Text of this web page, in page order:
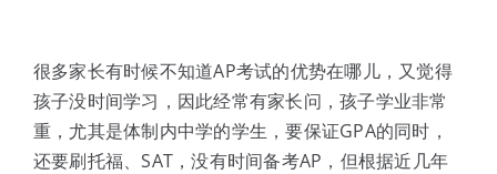
很多家长有时候不知道AP考试的优势在哪儿，又觉得
孩子没时间学习，因此经常有家长问，孩子学业非常
重，尤其是体制内中学的学生，要保证GPA的同时，
还要刷托福、SAT，没有时间备考AP，但根据近几年